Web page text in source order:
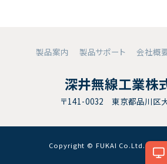
製品案内 製品サポート 会社概
深井無線工業株
〒141-0032 東京都品川区
Copyright © FUKAI Co.Ltd. All